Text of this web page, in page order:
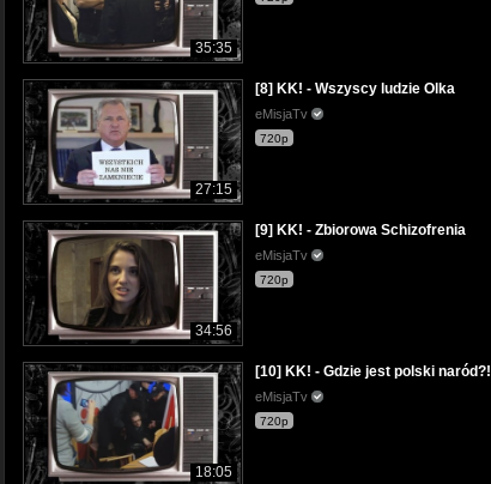
35:35
27:15
[8] KK! - Wszyscy ludzie Olka
eMisjaTv
720p
34:56
[9] KK! - Zbiorowa Schizofrenia
eMisjaTv
720p
18:05
[10] KK! - Gdzie jest polski naród?!
eMisjaTv
720p